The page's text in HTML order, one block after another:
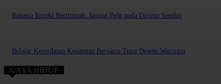
Rahasia Rezeki Berlimpah: Jangan Pelit pada Dirimu Sendiri
Belajar Kecerdasan Keuangan Bersama Tung Desem Waringin
GAYA HIDUP